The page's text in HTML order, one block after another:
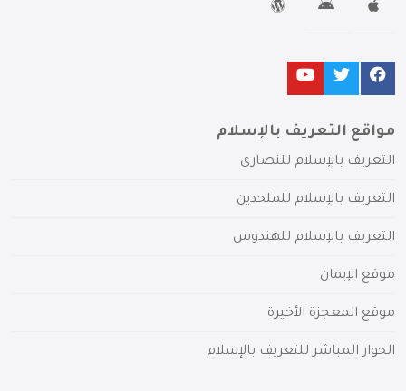
مواقع التعريف بالإسلام
التعريف بالإسلام للنصارى
التعريف بالإسلام للملحدين
التعريف بالإسلام للهندوس
موقع الإيمان
موقع المعجزة الأخيرة
الحوار المباشر للتعريف بالإسلام